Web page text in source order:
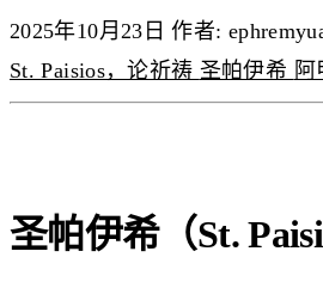
2025年10月23日 作者:
St. Paisios，论祈祷 圣帕伊希 阿
圣帕伊希（St.